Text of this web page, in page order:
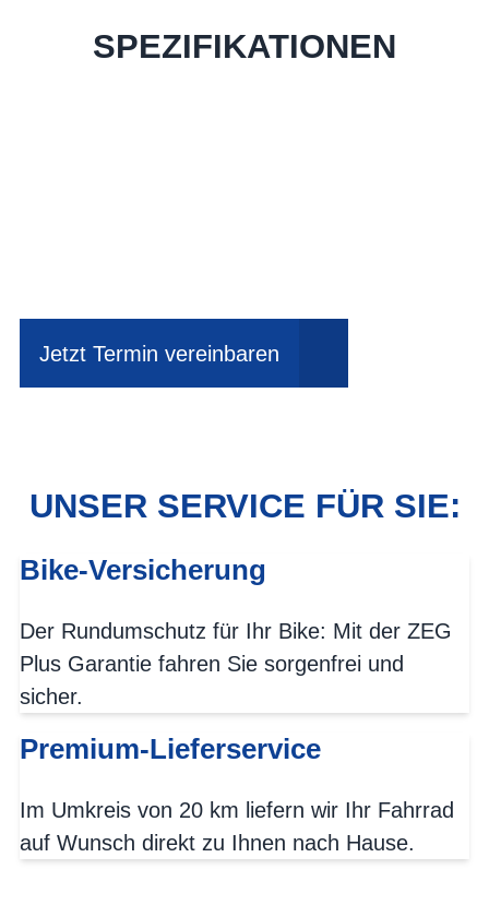
SPEZIFIKATIONEN
Jetzt Termin vereinbaren
UNSER SERVICE FÜR SIE:
Bike-Versicherung
Der Rundumschutz für Ihr Bike: Mit der ZEG
Plus Garantie fahren Sie sorgenfrei und
sicher.
Premium-Lieferservice
Im Umkreis von 20 km liefern wir Ihr Fahrrad
auf Wunsch direkt zu Ihnen nach Hause.